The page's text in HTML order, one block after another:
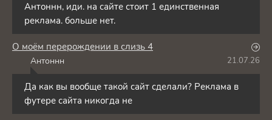
Антоннн, иди. на сайте стоит 1 единственная
реклама. больше нет.
О моём перерождении в слизь 4
Антоннн 21.07.26
Да как вы вообще такой сайт сделали? Реклама в
футере сайта никогда не